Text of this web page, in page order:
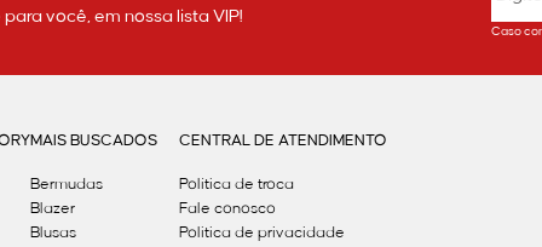
você, em nossa lista VIP!
Caso
MAIS BUSCADOS
Bermudas
Blazer
Blusas
CENTRAL DE ATENDIMENTO
Política de troca
Fale conosco
Politica de privacidade